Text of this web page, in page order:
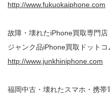
http://www.fukuokaiphone.com
故障・壊れたiPhone買取専門店
ジャンク品iPhone買取ドットコ
http://www.junkhiniphone.com
福岡中古・壊れたスマホ・携帯